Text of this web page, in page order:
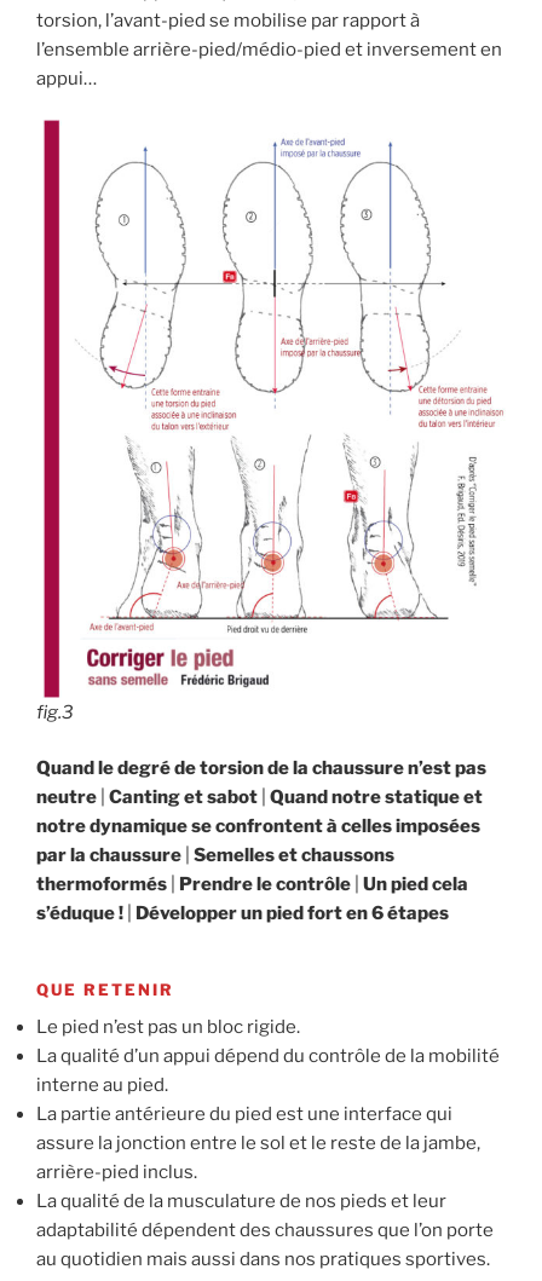
torsion, l’avant-pied se mobilise par rapport à
l’ensemble arrière-pied/médio-pied et inversement en
appui…
fig.3
Quand le degré de torsion de la chaussure n’est pas
neutre Canting et sabot Quand notre statique et
notre dynamique se confrontent à celles imposées
par la chaussure Semelles et chaussons
thermoformés
Prendre le contrôle Un pied cela
s’éduque !
Développer un pied fort en 6 étapes
QUE RETENIR
Le pied n’est pas un bloc rigide.
La qualité d’un appui dépend du contrôle de la mobilité
interne au pied.
La partie antérieure du pied est une interface qui
assure la jonction entre le sol et le reste de la jambe,
arrière-pied inclus.
La qualité de la musculature de nos pieds et leur
adaptabilité dépendent des chaussures que l’on porte
au quotidien mais aussi dans nos pratiques sportives.